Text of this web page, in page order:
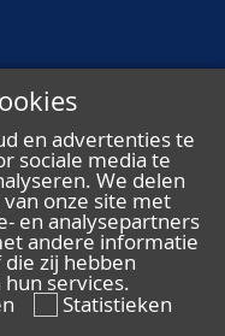
en advertenties te
sociale media te
We delen
onze site met
en analysepartners
andere informatie
zij hebben
services.
Statistieken